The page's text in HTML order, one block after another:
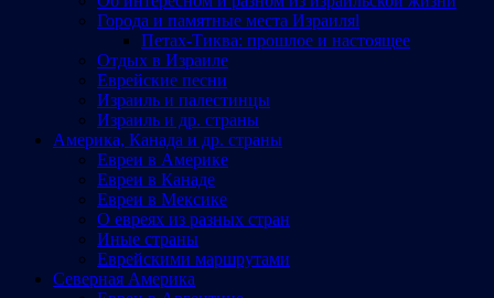
Города и памятные места Израиляl
Петах-Тиква: прошлое и настоящее
Отдых в Израиле
Еврейские песни
Израиль и палестинцы
Израиль и др. страны
Америка, Канада и др. страны
Евреи в Америке
Евреи в Канаде
Евреи в Мексике
О евреях из разных стран
Иные страны
Еврейскими маршрутами
Северная Америка